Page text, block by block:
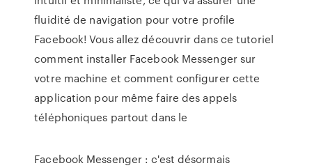
fluidité de navigation pour votre profile
Facebook! Vous allez découvrir dans ce tutoriel
comment installer Facebook Messenger sur
votre machine et comment configurer cette
application pour même faire des appels
téléphoniques partout dans le
Facebook Messenger : c'est désormais